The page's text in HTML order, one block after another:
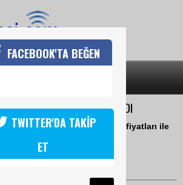
KIBRIS SEFERLERİNİ ARTTIRDI
59.99 TL'den başlayan fiyatları ile
15 Haziran 2010 / 17:15
FACEBOOK'TA BEĞEN
TWITTER'DA TAKİP
ET